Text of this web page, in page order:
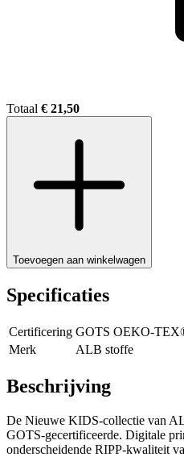
Totaal € 21,50
Toevoegen aan winkelwagen
Specificaties
Certificering GOTS OEKO-
Merk
ALB stoffe
Beschrijving
De Nieuwe KIDS-collectie van
GOTS-gecertificeerde. Digitale
onderscheidende RIPP-kwaliteit